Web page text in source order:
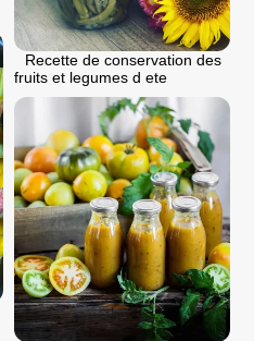
Recette de conservation des
fruits et legumes d ete